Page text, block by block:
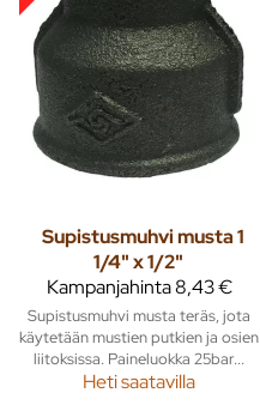
Supistusmuhvi musta 1
1/4" x 1/2"
Kampanjahinta8,43 €
Supistusmuhvi musta teräs, jota
käytetään mustien putkien ja osien
liitoksissa. Paineluokka 25bar...
Heti saatavilla